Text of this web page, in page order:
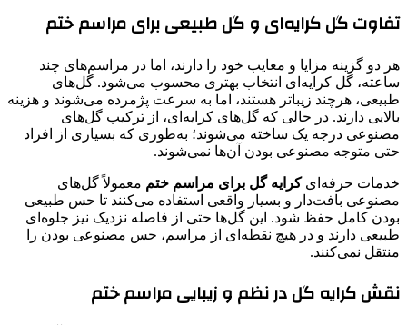
تفاوت گل کرایه‌ای و گل طبیعی برای مراسم ختم
هر دو گزینه مزایا و معایب خود را دارند، اما در مراسم‌های چند
ساعته، گل کرایه‌ای انتخاب بهتری محسوب می‌شود. گل‌های
طبیعی، هرچند زیباتر هستند، اما به سرعت پژمرده می‌شوند و هزینه
بالایی دارند. در حالی که گل‌های کرایه‌ای، از ترکیب گل‌های
مصنوعی درجه یک ساخته می‌شوند؛ به‌طوری که بسیاری از افراد
حتی متوجه مصنوعی بودن آن‌ها نمی‌شوند.
خدمات حرفه‌ایکرایه گل برای مراسم ختم معمولاً گل‌های
مصنوعی بافت‌دار و بسیار واقعی استفاده می‌کنند تا حس طبیعی
بودن کامل حفظ شود. این گل‌ها حتی از فاصله نزدیک نیز جلوه‌ای
طبیعی دارند و در هیچ نقطه‌ای از مراسم، حس مصنوعی بودن را
منتقل نمی‌کنند.
نقش کرایه گل در نظم و زیبایی مراسم ختم